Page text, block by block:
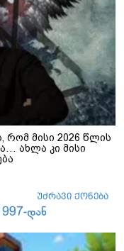
რომ მისი 2026 წლის
ახლა კი მისი